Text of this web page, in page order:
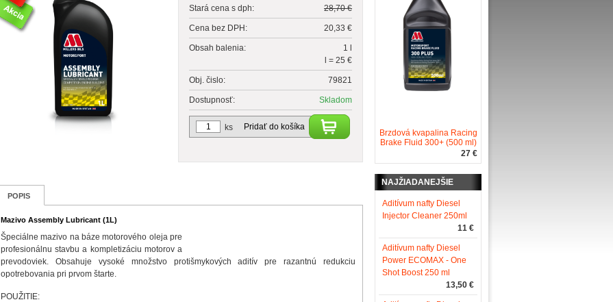
Stará cena s dph: 28,70 €
Cena bez DPH: 20,33 €
Obsah balenia:
1 l
l = 25 €
Obj. čislo: 79821
Dostupnosť: Skladom
Pridať do košíka
ks
POPIS
Mazivo Assembly Lubricant (1L)
Špeciálne mazivo na báze motorového oleja pre
profesionálnu stavbu a kompletizáciu motorov a
prevodoviek. Obsahuje vysoké množstvo protišmykových aditív pre razantnú redukciu
opotrebovania pri prvom štarte.
POUŽITIE:
Brzdová kvapalina Racing
Brake Fluid 300+ (500 ml)
27 €
NAJŽIADANEJŠIE
Aditívum nafty Diesel
Injector Cleaner 250ml
11 €
Aditívum nafty Diesel
Power ECOMAX - One
Shot Boost 250 ml
13,50 €